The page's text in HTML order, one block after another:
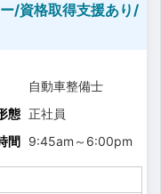
/資格取得支援あり/
自動車整備士
態 正社員
間 9:45am ～ 6:00pm